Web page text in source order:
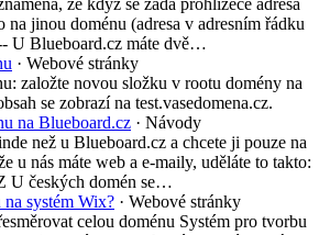
na jinou doménu (adresa v adresním řádku
U Blueboard.cz máte dvě…
· Webové stránky
založte novou složku v rootu domény na
se zobrazí na test.vasedomena.cz.
na Blueboard.cz · Návody
než u Blueboard.cz a chcete ji pouze na
u nás máte web a e-maily, uděláte to takto:
U českých domén se…
na systém Wix? · Webové stránky
celou doménu Systém pro tvorbu